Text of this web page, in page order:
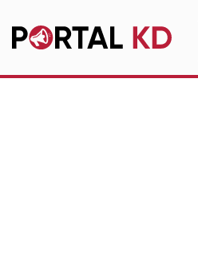
Pular